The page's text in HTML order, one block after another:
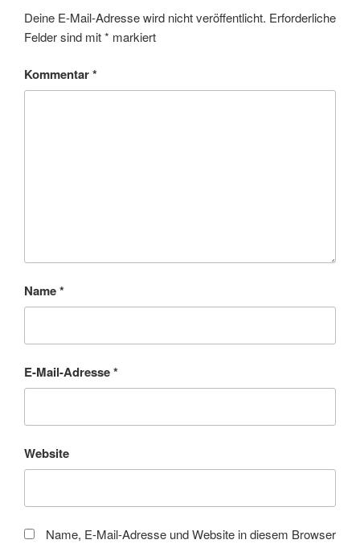
Deine E-Mail-Adresse wird nicht veröffentlicht. Erforderliche
Felder sind mit* markiert
Kommentar*
Name*
E-Mail-Adresse*
Website
Name, E-Mail-Adresse und Website in diesem Browser